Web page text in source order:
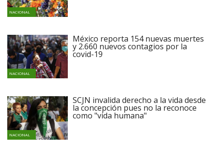
NACIONAL
NACIONAL
México reporta 154 nuevas muertes
y 2.660 nuevos contagios por la
covid-19
NACIONAL
SCJN invalida derecho a la vida desde
la concepción pues no la reconoce
como "vida humana"